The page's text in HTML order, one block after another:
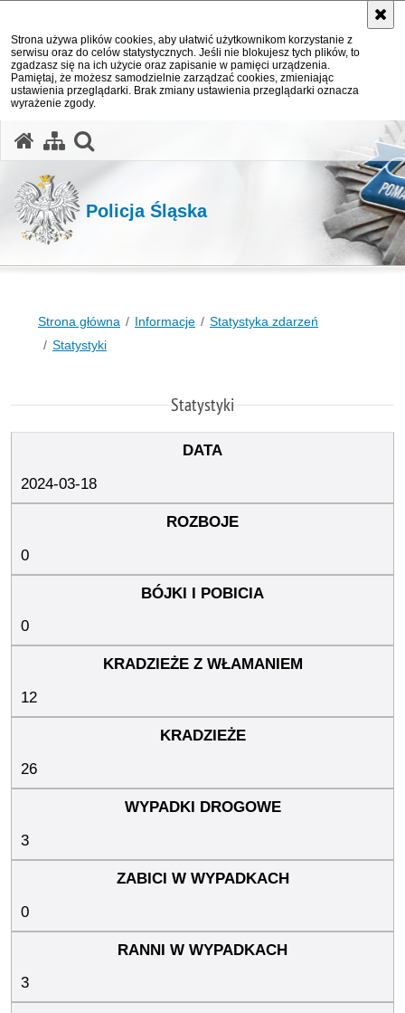
Strona używa plików cookies, aby ułatwić użytkownikom korzystanie z
serwisu oraz do celów statystycznych. Jeśli nie blokujesz tych plików, to
zgadzasz się na ich użycie oraz zapisanie w pamięci urządzenia.
Pamiętaj, że możesz samodzielnie zarządzać cookies, zmieniając
ustawienia przeglądarki. Brak zmiany ustawienia przeglądarki oznacza
wyrażenie zgody.
Policja Śląska
Strona główna Informacje
Statystyka zdarzeń
Statystyki
Statystyki
2024-03-18
0
0
12
26
3
0
3